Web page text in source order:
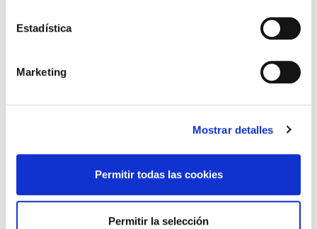
Estadística
Marketing
Mostrar detalles
Permitir todas las cookies
Permitir la selección
1932M
MOTOR